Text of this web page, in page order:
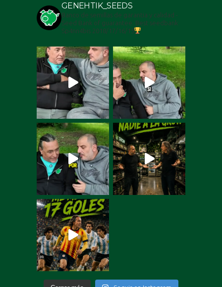
GENEHTIK_SEEDS
Banco de semillas de garantia y calidad -
Seed Bank of guarantee. Best seedbank
Sp4nn4bis 2018/17/16/15